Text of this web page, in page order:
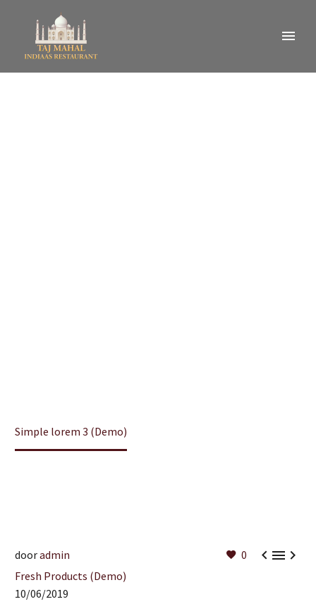
Simple lorem 3 (Demo)
0 
dooradmin
Fresh Products (Demo)
10/06/2019